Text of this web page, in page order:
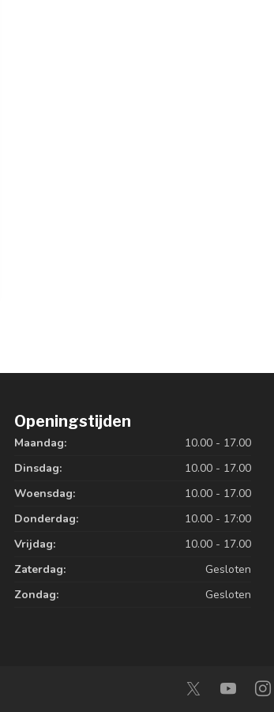
Openingstijden
Maandag:
10.00 - 17.00
Dinsdag:
10.00 - 17.00
Woensdag:
10.00 - 17.00
Donderdag:
10.00 - 17:00
Vrijdag:
10.00 - 17.00
Zaterdag:
Gesloten
Zondag:
Gesloten